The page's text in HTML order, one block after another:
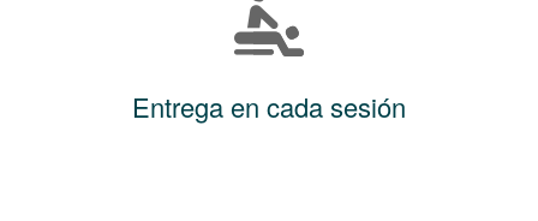
Entrega en cada sesión